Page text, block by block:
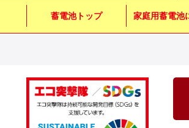
蓄電池トップ 家庭用蓄電池